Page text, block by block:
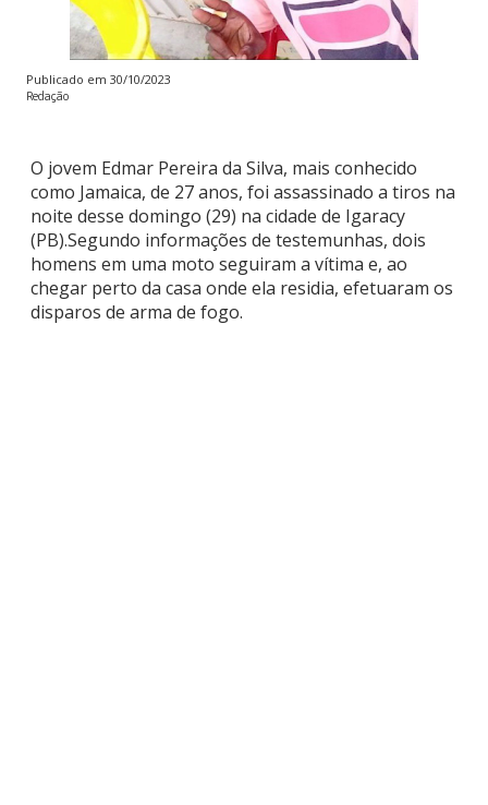
Publicado em 30/10/2023
Redação
O jovem Edmar Pereira da Silva, mais conhecido
como Jamaica, de 27 anos, foi assassinado a tiros na
noite desse domingo (29) na cidade de Igaracy
(PB).Segundo informações de testemunhas, dois
homens em uma moto seguiram a vítima e, ao
chegar perto da casa onde ela residia, efetuaram os
disparos de arma de fogo.